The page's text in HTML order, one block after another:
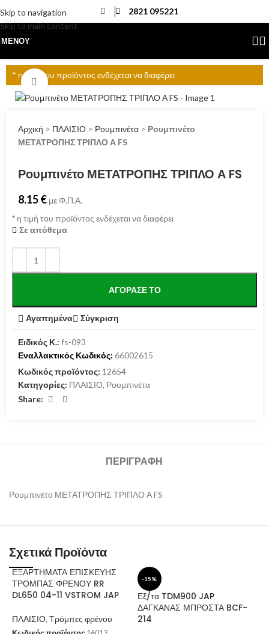
Skip to navigation
Skip to main content
2821 095221
ΜΕΝΟΎ
* η τιμή του προϊόντος ενδέχεται να διαφέρει
Click to enlarge
Αρχική > ΠΛΑΙΣΙΟ > Ρουμπινέτα > Ρουμπινέτο
ΜΕΤΑΤΡΟΠΗΣ ΤΡΙΠΛΟ Α FS
Ρουμπινέτο ΜΕΤΑΤΡΟΠΗΣ ΤΡΙΠΛΟ Α FS
8.15€ με Φ.Π.Α.
*η τιμή του προϊόντος ενδέχεται να διαφέρει
Σε απόθεμα
ΑΓΌΡΑΣΕ ΤΟ
Αγαπημένα Σύγκριση
Ειδικός Κ.: fs-093
Εναλλακτικός Κωδικός: 66002615
Κωδικός προϊόντος: 12654
Κατηγορίες: ΠΛΑΙΣΙΟ, Ρουμπινέτα
Share:
ΠΕΡΙΓΡΑΦΉ
Ρουμπινέτο ΜΕΤΑΤΡΟΠΗΣ ΤΡΙΠΛΟ Α FS
Σχετικά Προϊόντα
ΕΞΑΡΤΗΜΑΤΑ ΕΠΙΣΚΕΥΗΣ
ΤΡΟΜΠΑΣ ΦΡΕΝΟΥ RR
DL650 04-11 VSTROM JAP
ΠΛΑΙΣΙΟ, Τρόμπες φρένου
-15%
Εξ/τα TDM900 JAP
ΔΑΓΚΑΝΑΣ ΜΠΡΟΣΤΑ BCF-
214